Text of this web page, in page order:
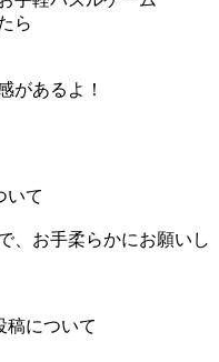
ら
があるよ！
いて
、お手柔らかにお願いし
稿について